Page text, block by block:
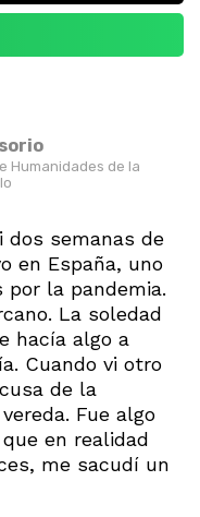
Humanidades de la
dos semanas de
en España, uno
por la pandemia.
La soledad
hacía algo a
Cuando vi otro
de la
Fue algo
en realidad
me sacudí un